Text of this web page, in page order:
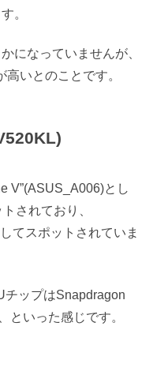
。
になっていませんが、
いとのことです。
V”(ASUS_A006)とし
されており、
てスポットされていま
チップはSnapdragon
といった感じです。